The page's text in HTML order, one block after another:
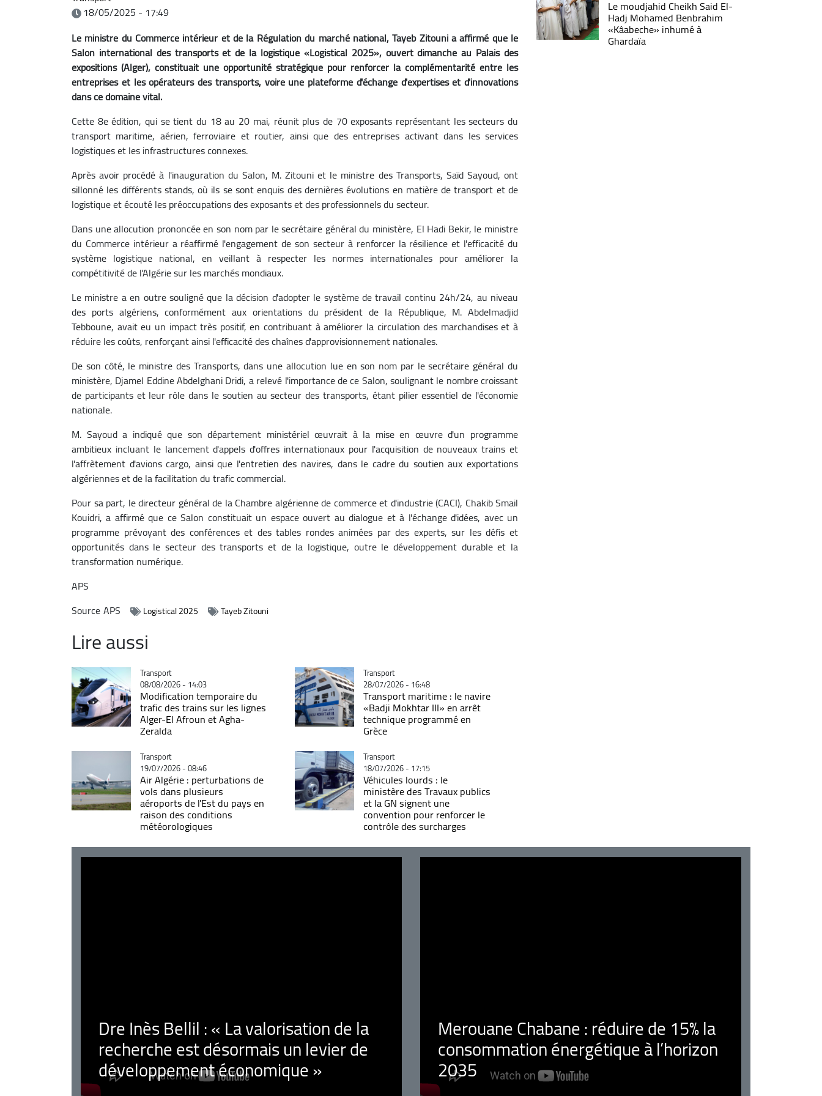
18/05/2025 - 17:49
Le ministre du Commerce intérieur et de la Régulation du marché national, Tayeb Zitouni a affirmé que le
Salon international des transports et de la logistique «Logistical 2025», ouvert dimanche au Palais des
expositions (Alger), constituait une opportunité stratégique pour renforcer la complémentarité entre les
entreprises et les opérateurs des transports, voire une plateforme d'échange d'expertises et d'innovations
dans ce domaine vital.
Cette 8e édition, qui se tient du 18 au 20 mai, réunit plus de 70 exposants représentant les secteurs du
transport maritime, aérien, ferroviaire et routier, ainsi que des entreprises activant dans les services
logistiques et les infrastructures connexes.
Après avoir procédé à l'inauguration du Salon, M. Zitouni et le ministre des Transports, Saïd Sayoud, ont
sillonné les différents stands, où ils se sont enquis des dernières évolutions en matière de transport et de
logistique et écouté les préoccupations des exposants et des professionnels du secteur.
Dans une allocution prononcée en son nom par le secrétaire général du ministère, El Hadi Bekir, le ministre
du Commerce intérieur a réaffirmé l'engagement de son secteur à renforcer la résilience et l'efficacité du
système logistique national, en veillant à respecter les normes internationales pour améliorer la
compétitivité de l'Algérie sur les marchés mondiaux.
Le ministre a en outre souligné que la décision d'adopter le système de travail continu 24h/24, au niveau
des ports algériens, conformément aux orientations du président de la République, M. Abdelmadjid
Tebboune, avait eu un impact très positif, en contribuant à améliorer la circulation des marchandises et à
réduire les coûts, renforçant ainsi l'efficacité des chaînes d'approvisionnement nationales.
De son côté, le ministre des Transports, dans une allocution lue en son nom par le secrétaire général du
ministère, Djamel Eddine Abdelghani Dridi, a relevé l'importance de ce Salon, soulignant le nombre croissant
de participants et leur rôle dans le soutien au secteur des transports, étant pilier essentiel de l'économie
nationale.
M. Sayoud a indiqué que son département ministériel œuvrait à la mise en œuvre d'un programme
ambitieux incluant le lancement d'appels d'offres internationaux pour l'acquisition de nouveaux trains et
l'affrètement d'avions cargo, ainsi que l'entretien des navires, dans le cadre du soutien aux exportations
algériennes et de la facilitation du trafic commercial.
Pour sa part, le directeur général de la Chambre algérienne de commerce et d'industrie (CACI), Chakib Smail
Kouidri, a affirmé que ce Salon constituait un espace ouvert au dialogue et à l'échange d'idées, avec un
programme prévoyant des conférences et des tables rondes animées par des experts, sur les défis et
opportunités dans le secteur des transports et de la logistique, outre le développement durable et la
transformation numérique.
APS
SourceAPS Logistical 2025 Tayeb Zitouni
Lire aussi
Catégorie
Transport
08/08/2026 - 14:03
Modification temporaire du
trafic des trains sur les lignes
Alger-El Afroun et Agha-
Zeralda
Catégorie
Transport
28/07/2026 - 16:48
Transport maritime : le navire
«Badji Mokhtar III» en arrêt
technique programmé en
Grèce
Catégorie
Transport
19/07/2026 - 08:46
Air Algérie : perturbations de
vols dans plusieurs
aéroports de l'Est du pays en
raison des conditions
météorologiques
Catégorie
Transport
18/07/2026 - 17:15
Véhicules lourds : le
ministère des Travaux publics
et la GN signent une
convention pour renforcer le
contrôle des surcharges
Le moudjahid Cheikh Said El-
Hadj Mohamed Benbrahim
«Kâabeche» inhumé à
Ghardaïa
Dre Inès Bellil : « La valorisation de la
recherche est désormais un levier de
développement économique »
Merouane Chabane : réduire de 15% la
consommation énergétique à l’horizon
2035